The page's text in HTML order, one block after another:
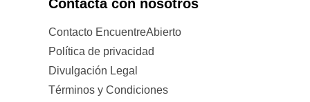
Contacta con nosotros
Contacto EncuentreAbierto
Política de privacidad
Divulgación Legal
Términos y Condiciones